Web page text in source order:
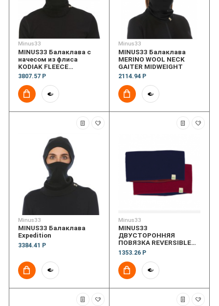
Minus33
MINUS33 Балаклава с
начесом из флиса
KODIAK FLEECE
BRUSHED BALACLAVA
3807.57 Р
Minus33
MINUS33 Балаклава
MERINO WOOL NECK
GAITER MIDWEIGHT
2114.94 Р
Minus33
MINUS33 Балаклава
Expedition
3384.41 Р
Minus33
MINUS33
ДВУСТОРОННЯЯ
ПОВЯЗКА REVERSIBLE
HEADBAND MIDWEIGHT
1353.26 Р